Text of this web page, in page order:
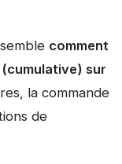
comment
sur
la commande
de